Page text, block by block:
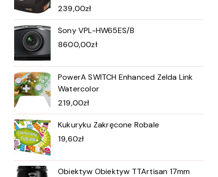
239,00zł
Sony VPL-HW65ES/B
8600,00zł
PowerA SWITCH Enhanced Zelda Link
Watercolor
219,00zł
Kukuryku Zakręcone Robale
19,60zł
Obiektyw Obiektyw TTArtisan 17mm